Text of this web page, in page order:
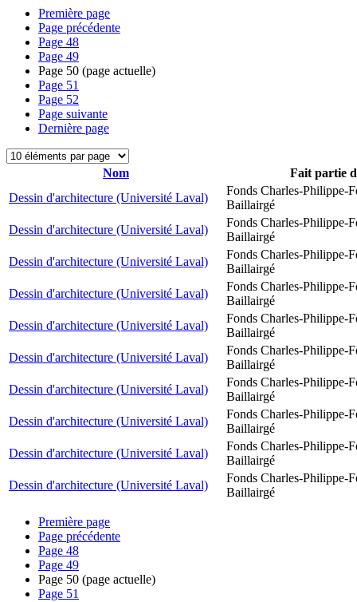
Première page
Page précédente
Page 48
Page 49
Page 50 (page actuelle)
Page 51
Page 52
Page suivante
Dernière page
Nom
Fait partie
Dessin d'architecture (Université Laval)
Fonds Charles-Philippe-
Baillairgé
Dessin d'architecture (Université Laval)
Fonds Charles-Philippe-
Baillairgé
Dessin d'architecture (Université Laval)
Fonds Charles-Philippe-
Baillairgé
Dessin d'architecture (Université Laval)
Fonds Charles-Philippe-
Baillairgé
Dessin d'architecture (Université Laval)
Fonds Charles-Philippe-
Baillairgé
Dessin d'architecture (Université Laval)
Fonds Charles-Philippe-
Baillairgé
Dessin d'architecture (Université Laval)
Fonds Charles-Philippe-
Baillairgé
Dessin d'architecture (Université Laval)
Fonds Charles-Philippe-
Baillairgé
Dessin d'architecture (Université Laval)
Fonds Charles-Philippe-
Baillairgé
Dessin d'architecture (Université Laval)
Fonds Charles-Philippe-
Baillairgé
Première page
Page précédente
Page 48
Page 49
Page 50 (page actuelle)
Page 51